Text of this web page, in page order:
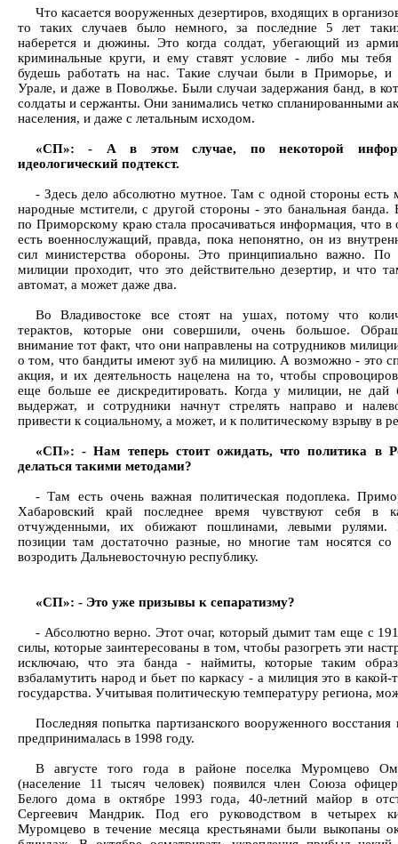
Что касается вооруженных дезертиров, входящих в
то таких случаев было немного, за последние 5 лет
наберется и дюжины. Это когда солдат, убегающий из
криминальные круги, и ему ставят условие - либо мы тебя
будешь работать на нас. Такие случаи были в Приморье,
Урале, и даже в Поволжье. Были случаи задержания банд, в
солдаты и сержанты. Они занимались четко спланированными
населения, и даже с летальным исходом.
«СП»: - А в этом случае, по некоторой
идеологический подтекст.
- Здесь дело абсолютно мутное. Там с одной стороны есть
народные мстители, с другой стороны - это банальная
по Приморскому краю стала просачиваться информация, что в
есть военнослужащий, правда, пока непонятно, он из
сил министерства обороны. Это принципиально важно. По
милиции проходит, что это действительно дезертир, и что
автомат, а может даже два.
Во Владивостоке все стоят на ушах, потому что
терактов, которые они совершили, очень большое.
внимание тот факт, что они направлены на сотрудников
о том, что бандиты имеют зуб на милицию. А возможно - это
акция, и их деятельность нацелена на то, чтобы
еще больше ее дискредитировать. Когда у милиции, не дай
выдержат, и сотрудники начнут стрелять направо и
привести к социальному, а может, и к политическому взрыву в
«СП»: - Нам теперь стоит ожидать, что политика в
делаться такими методами?
- Там есть очень важная политическая подоплека.
Хабаровский край последнее время чувствуют себя в
отчужденными, их обижают пошлинами, левыми рулями.
позиции там достаточно разные, но многие там носятся со
возродить Дальневосточную республику.
«СП»: - Это уже призывы к сепаратизму?
- Абсолютно верно. Этот очаг, который дымит там еще с
силы, которые заинтересованы в том, чтобы разогреть эти
исключаю, что эта банда - наймиты, которые таким
взбаламутить народ и бьет по каркасу - а милиция это в какой-
государства. Учитывая политическую температуру региона,
Последняя попытка партизанского вооруженного восстания
предпринималась в 1998 году.
В августе того года в районе поселка Муромцево
(население 11 тысяч человек) появился член Союза
Белого дома в октябре 1993 года, 40-летний майор в
Сергеевич Мандрик. Под его руководством в четырех
Муромцево в течение месяца крестьянами были выкопаны